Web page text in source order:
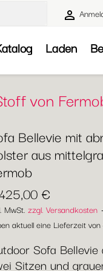

Laden
von
Bellevie mit
aus
€
MwSt. zzgl. Versandkosten
aktuell eine Lieferzeit
Sofa Bellevie
Sitzen und